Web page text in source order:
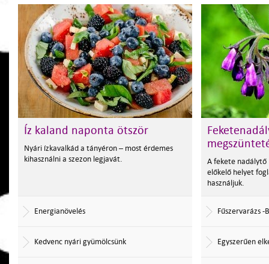
Íz kaland naponta ötször
Nyári ízkavalkád a tányéron – most érdemes
kihasználni a szezon legjavát.
Energianövelés
Kedvenc nyári gyümölcsünk
A fekete nadálytő
előkelő helyet
használjuk.
Fűszervarázs -
Egyszerűen